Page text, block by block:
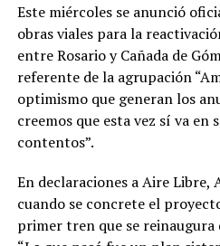
Este miércoles se anunció
obras viales para la
entre Rosario y Cañada de
referente de la agrupación
optimismo que generan los
creemos que esta vez sí va en
contentos”.
En declaraciones a Aire Libre,
cuando se concrete el
primer tren que se reinaugura